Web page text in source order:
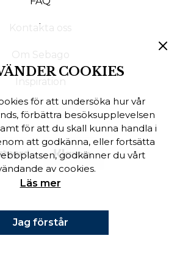
Kontakta oss
Om Sebago
Inspiration
COOKIES
för att undersöka hur vår
förbättra besöksupplevelsen
för att du skall kunna handla i
att godkänna, eller fortsätta
godkänner du vårt
av cookies.
Läs mer
Jag förstår